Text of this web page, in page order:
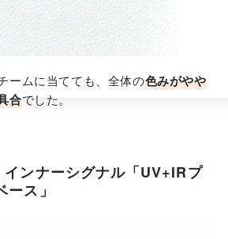
ームに当てても、全体の色みがやや
合でした。
インナーシグナル「UV+IRプ
ース」